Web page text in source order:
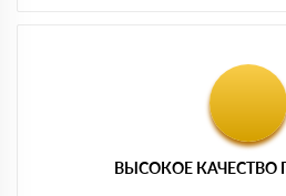
ВЫСОКОЕ